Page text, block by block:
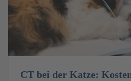
CT bei der Katze: